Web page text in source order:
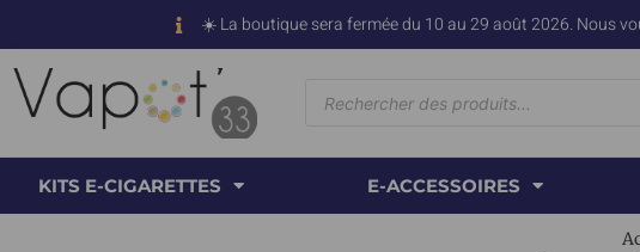
☀️ La boutique sera fermée du 10 au 29 août 2026. Nous
KITS E-CIGARETTES E-ACCESSOIRES